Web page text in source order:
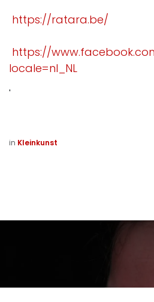
https://ratara.be/
https://
locale=nl_NL
'
in Kleinkunst